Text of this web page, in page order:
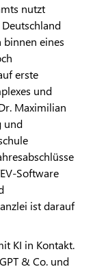
nutzt
binnen eines
erste
und
Maximilian
und
Software
ist darauf
KI in Kontakt.
& Co. und